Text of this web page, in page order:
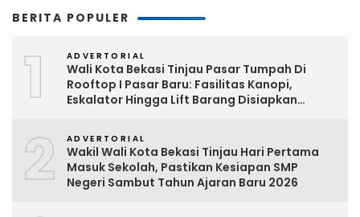
BERITA POPULER
1 ADVERTORIAL
Wali Kota Bekasi Tinjau Pasar Tumpah Di
Rooftop I Pasar Baru: Fasilitas Kanopi,
Eskalator Hingga Lift Barang Disiapkan
2 ADVERTORIAL
Wakil Wali Kota Bekasi Tinjau Hari Pertama
Masuk Sekolah, Pastikan Kesiapan SMP
Negeri Sambut Tahun Ajaran Baru 2026